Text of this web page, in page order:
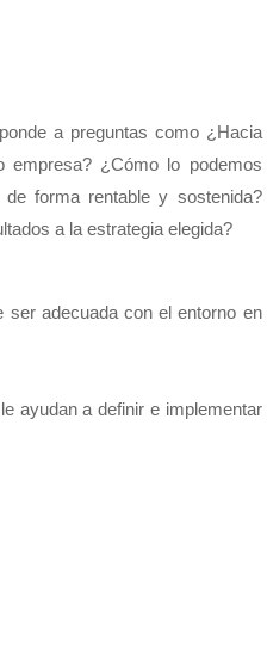
a preguntas como ¿Hacia
empresa? ¿Cómo lo podemos
forma rentable y sostenida?
a la estrategia elegida?
ser adecuada con el entorno en
ayudan a definir e implementar